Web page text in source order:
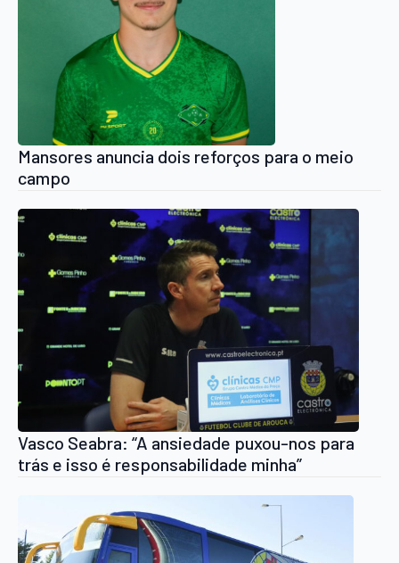
Mansores anuncia dois reforços para o meio
campo
Vasco Seabra: “A ansiedade puxou-nos para
trás e isso é responsabilidade minha”